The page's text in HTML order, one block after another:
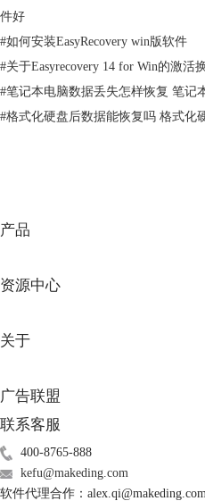
当我们只需要恢复部分被误删数据时
以进行文件格式选择，选择我们需要
件好
#如何安装EasyRecovery win版软件
#关于Easyrecovery 14 for Win的激活
#笔记本电脑数据丢失怎样恢复 笔记
#格式化硬盘后数据能恢复吗 格式化
产品
资源中心
关于
广告联盟
联系客服
400-8765-888
kefu@makeding.com
软件代理合作：alex.qi@makeding.com